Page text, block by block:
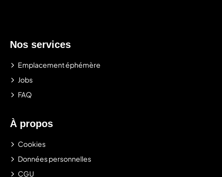
Nos services
Emplacement éphémère
Jobs
FAQ
À propos
Cookies
Données personnelles
CGU